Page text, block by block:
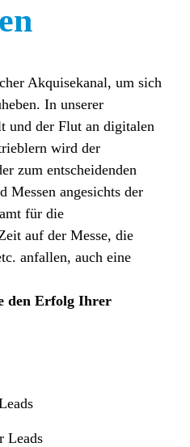
Akquisekanal, um sich
In unserer
und der Flut an digitalen
wird der
zum entscheidenden
Messen angesichts der
für die
auf der Messe, die
anfallen, auch eine
den Erfolg Ihrer
Leads